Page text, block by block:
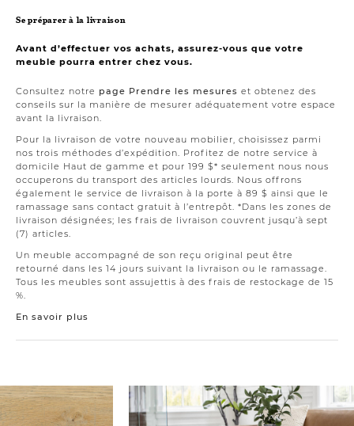
Se préparer à la livraison
Avant d’effectuer vos achats, assurez-vous que votre
meuble pourra entrer chez vous.
Consultez notre page Prendre les mesures et obtenez des
conseils sur la manière de mesurer adéquatement votre espace
avant la livraison.
Pour la livraison de votre nouveau mobilier, choisissez parmi
nos trois méthodes d’expédition. Profitez de notre service à
domicile Haut de gamme et pour 199 $* seulement nous nous
occuperons du transport des articles lourds. Nous offrons
également le service de livraison à la porte à 89 $ ainsi que le
ramassage sans contact gratuit à l’entrepôt. *Dans les zones de
livraison désignées; les frais de livraison couvrent jusqu’à sept
(7) articles.
Un meuble accompagné de son reçu original peut être
retourné dans les 14 jours suivant la livraison ou le ramassage.
Tous les meubles sont assujettis à des frais de restockage de 15
%.
En savoir plus